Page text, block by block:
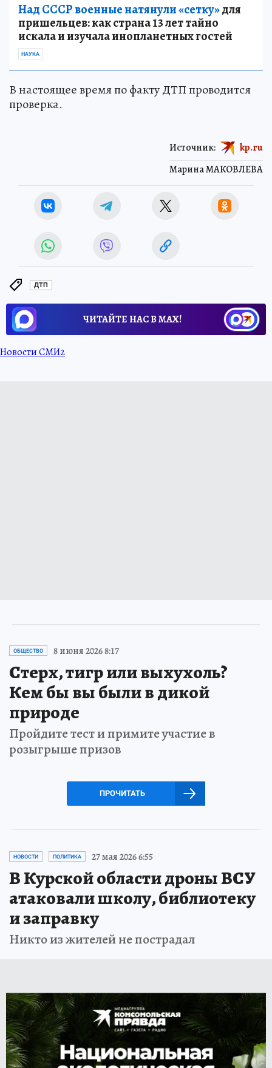
Над СССР военные натянули «сетку»для
пришельцев: как страна 13 лет тайно
искала и изучала инопланетных гостей
НАУКА
В настоящее время по факту ДТП проводится
проверка.
Марина МАКОВЛЕВА
Источник: kp.ru
ДТП
ЧИТАЙТЕ НАС В МАХ!
Новости СМИ2
ОБЩЕСТВО 8 июня 2026 8:17
Стерх, тигр или выхухоль?
Кем бы вы были в дикой
природе
Пройдите тест и примите участие в
розыгрыше призов
ПРОЧИТАТЬ
НОВОСТИ ПОЛИТИКА 27 мая 2026 6:55
В Курской области дроны ВСУ
атаковали школу, библиотеку
и заправку
Никто из жителей не пострадал